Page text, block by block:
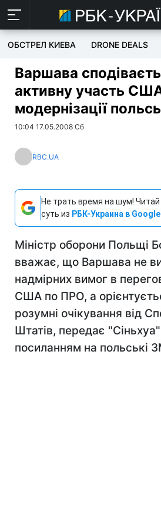
ОБСТРЕЛ КИЕВА DRONE DEALS
Варшава
активну участь
модернізації
10:04 17.05.2008 Сб
RBC.UA
Не трать время на шум! Читай
суть из РБК-Украина в Google
Міністр оборони Польщі
вважає, що Варшава не
надмірних вимог в
США по ПРО, а
розумні очікування від
Штатів, передає
посиланням на польські